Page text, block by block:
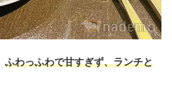
ふわっふわで甘すぎず、ランチと